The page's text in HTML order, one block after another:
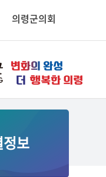
의령군의회
보